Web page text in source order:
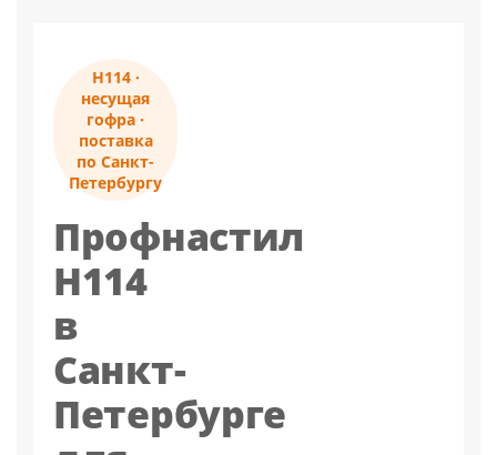
Н114 ·
несущая
гофра ·
поставка
по Санкт-
Петербургу
Профнастил
Н114
в
Санкт-
Петербурге